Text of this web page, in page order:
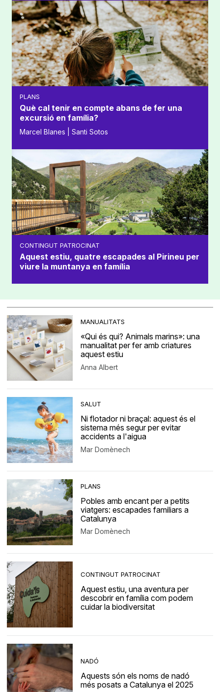
PLANS
Què cal tenir en compte abans de fer una
excursió en família?
Marcel Blanes | Santi Sotos
CONTINGUT PATROCINAT
Aquest estiu, quatre escapades al Pirineu per
viure la muntanya en família
MANUALITATS
«Qui és qui? Animals marins»: una
manualitat per fer amb criatures
aquest estiu
Anna Albert
SALUT
Ni flotador ni braçal: aquest és el
sistema més segur per evitar
accidents a l'aigua
Mar Domènech
PLANS
Pobles amb encant per a petits
viatgers: escapades familiars a
Catalunya
Mar Domènech
CONTINGUT PATROCINAT
Aquest estiu, una aventura per
descobrir en família com podem
cuidar la biodiversitat
NADÓ
Aquests són els noms de nadó
més posats a Catalunya el 2025